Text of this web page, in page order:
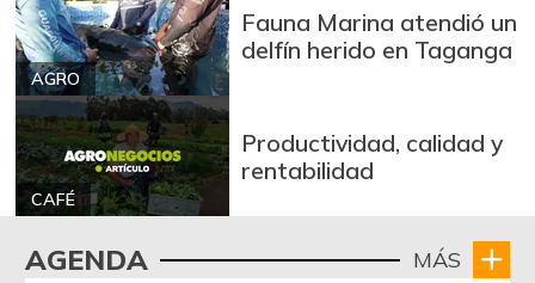
AGRO
Fauna Marina atendió un
delfín herido en Taganga
CAFÉ
Productividad, calidad y
rentabilidad
AGENDA MÁS